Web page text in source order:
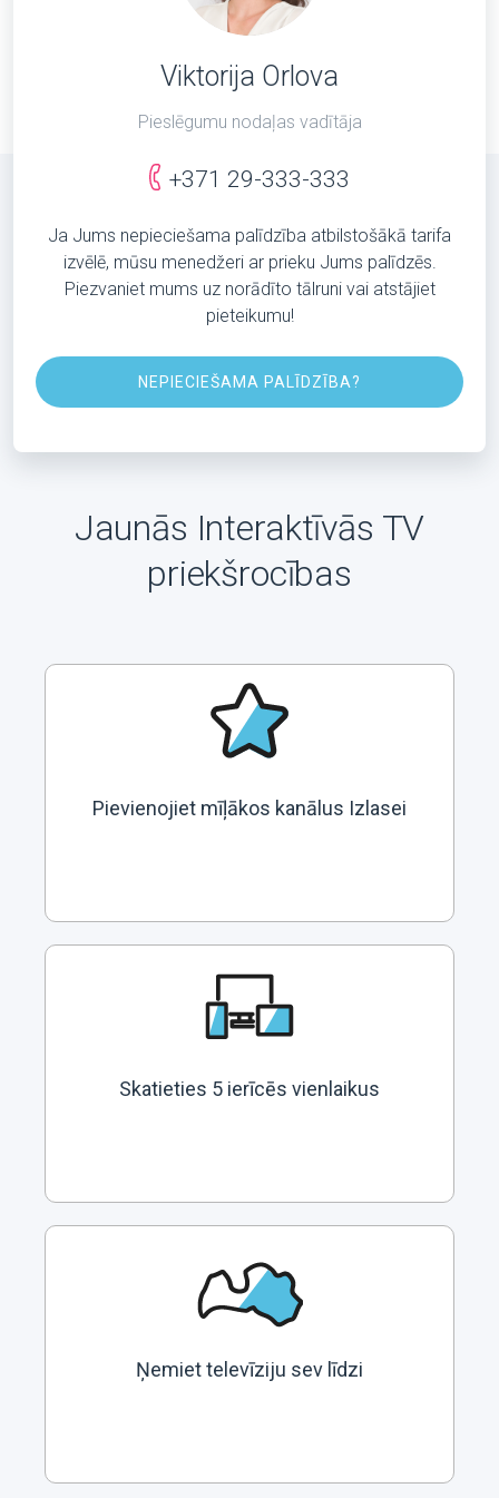
Viktorija Orlova
Pieslēgumu nodaļas vadītāja
+371 29-333-333
Ja Jums nepieciešama palīdzība atbilstošākā tarifa
izvēlē, mūsu menedžeri ar prieku Jums palīdzēs.
Piezvaniet mums uz norādīto tālruni vai atstājiet
pieteikumu!
NEPIECIEŠAMA PALĪDZĪBA?
Jaunās Interaktīvās TV
priekšrocības
Pievienojiet mīļākos kanālus Izlasei
Skatieties 5 ierīcēs vienlaikus
Ņemiet televīziju sev līdzi